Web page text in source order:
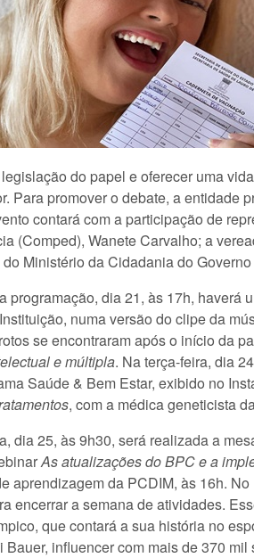
do papel e oferecer uma
Para promover o debate, a entidade
contará com a participação de
(Comped), Wanete Carvalho; a
Ministério da Cidadania do
programação, dia 21, às 17h, haverá
numa versão do clipe da
se encontraram após o início da
e múltipla. Na terça-feira, dia
Saúde & Bem Estar, exibido no
, com a médica geneticista
dia 25, às 9h30, será realizada a
As atualizações do BPC e a
aprendizagem da PCDIM, às 16h.
encerrar a semana de atividades.
que contará a sua história no
Bauer, influencer com mais de 370 mil